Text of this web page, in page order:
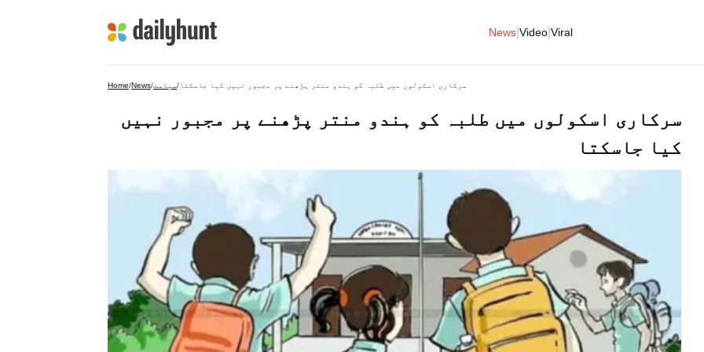
News Video Viral
Home/News/سیاست/سرکاری اسکولوں میں طلبہ کو ہندو منتر پڑھنے پر مجبور نہیں کیا جاسکتا
سرکاری اسکولوں میں طلبہ کو ہندو منتر پڑھنے پر مجبور نہیں
کیا جاسکتا